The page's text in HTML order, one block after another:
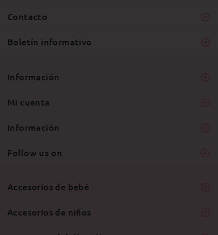
Contacto
Boletín informativo
Información
Mi cuenta
Información
Follow us on
Accesorios de bebé
Accesorios de niños